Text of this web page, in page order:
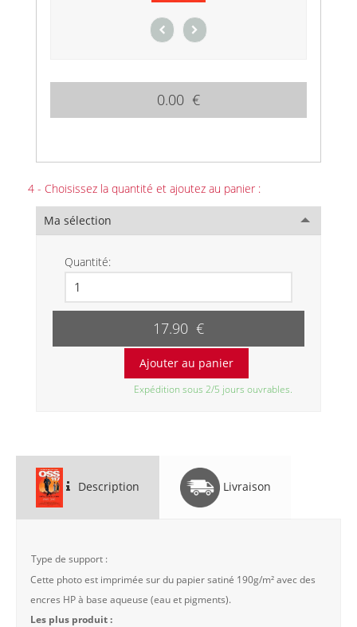
0.00 €
4 - Choisissez la quantité et ajoutez au panier :
Ma sélection
Quantité:
17.90 €
Expédition sous 2/5 jours ouvrables.
Description Livraison
Type de support :
Cette photo est imprimée sur du papier satiné 190g/m² avec des
encres HP à base aqueuse (eau et pigments).
Les plus produit :